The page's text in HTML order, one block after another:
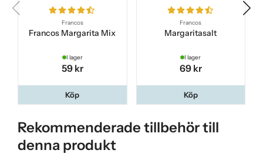
Francos
Francos Margarita Mix
I lager
59 kr
Köp
Francos
Margaritasalt
I lager
69 kr
Köp
Rekommenderade tillbehör till
denna produkt